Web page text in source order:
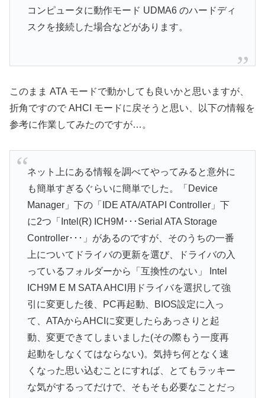
コンピュータに動作モード UDMA6 のハードディ
スクを接続した場合などがあります。
このまま ATA モードで動かしても良いかと思いますが、
折角ですので AHCI モードに戻そうと思い、以下の情報を
参考に作業してみたのですが…。
ネット上にある情報を調べてやってみると意外に
も簡単すぎるぐらいに簡単でした。「Device
Manager」下の「IDE ATA/ATAPI Controller」下
に2つ「Intel(R) ICH9M･･･Serial ATA Storage
Controller･･･」があるのですが、そのうちの一番
上についてドライバの更新を選び、ドライバの入
っているフォルダーから「互換性のない」 Intel
ICH9M E M SATA AHCI用ドライバを選択して強
引に変更した後、PC再起動、BIOS設定に入っ
て、ATAからAHCIに変更したらあっさりと起
動、変更できてしまいました(その際もう一度再
起動をしなくてはならない)。気持ち何となく速
くなった思い込むことにすれば、とてもラッキー
な気がするってだけで、そもそも必要なことだっ